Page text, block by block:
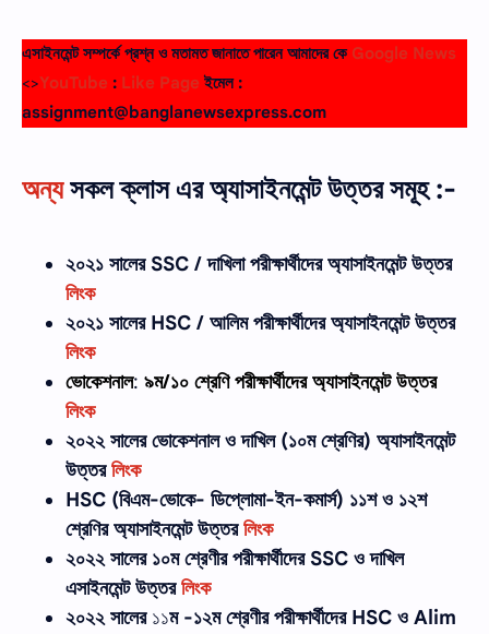
এসাইনমেন্ট সম্পর্কে প্রশ্ন ও মতামত জানাতে পারেন আমাদের কে Google News
<>YouTube : Like Page ইমেল :
assignment@banglanewsexpress.com
অন্যসকল ক্লাস এর অ্যাসাইনমেন্ট উত্তর সমূহ :-
২০২১ সালের SSC / দাখিলাপরীক্ষার্থীদেরঅ্যাসাইনমেন্ট উত্তর
লিংক
২০২১ সালের HSC / আলিম পরীক্ষার্থীদের অ্যাসাইনমেন্ট উত্তর
লিংক
ভোকেশনাল: ৯ম/১০ শ্রেণিপরীক্ষার্থীদেরঅ্যাসাইনমেন্ট উত্তর
লিংক
২০২২ সালের ভোকেশনাল ও দাখিল (১০ম শ্রেণির) অ্যাসাইনমেন্ট
উত্তরলিংক
HSC (বিএম-ভোকে- ডিপ্লোমা-ইন-কমার্স) ১১শ ও ১২শ
শ্রেণির অ্যাসাইনমেন্ট উত্তরলিংক
২০২২ সালের ১০ম শ্রেণীরপরীক্ষার্থীদেরSSC ও দাখিল
এসাইনমেন্ট উত্তরলিংক
২০২২ সালের১১ম -১২ম শ্রেণীর পরীক্ষার্থীদের HSC ও Alim